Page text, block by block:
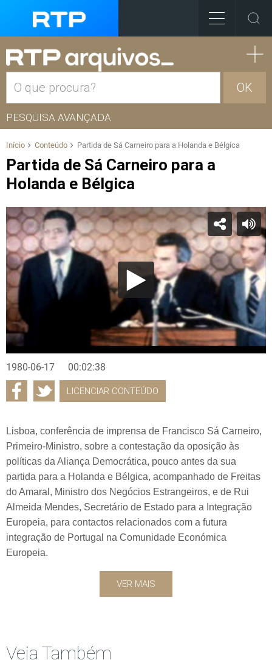
OK
PESQUISA AVANÇADA
Início Conteúdo Partida de Sá Carneiro para a Holanda e Bélgica
Partida de Sá Carneiro para a
Holanda e Bélgica
1980-06-17 00:02:38
LICENCIAR CONTEÚDO
Lisboa, conferência de imprensa de Francisco Sá Carneiro,
Primeiro-Ministro, sobre a contestação da oposição às
políticas da Aliança Democrática, pouco antes da sua
partida para a Holanda e Bélgica, acompanhado de Freitas
do Amaral, Ministro dos Negócios Estrangeiros, e de Rui
Almeida Mendes, Secretário de Estado para a Integração
Europeia, para contactos relacionados com a futura
integração de Portugal na Comunidade Económica
Europeia.
VER MAIS
Veja Também